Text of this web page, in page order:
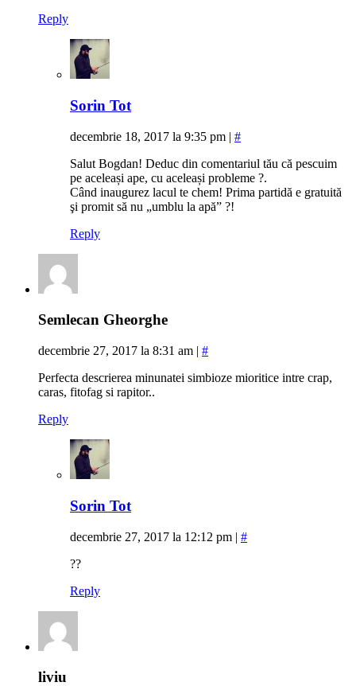
Reply
Sorin Tot
decembrie 18, 2017 la 9:35 pm | #
Salut Bogdan! Deduc din comentariul tău că pescuim
pe aceleași ape, cu aceleași probleme ?.
Când inaugurez lacul te chem! Prima partidă e gratuită
şi promit să nu „umblu la apă” ?!
Reply
Semlecan Gheorghe
decembrie 27, 2017 la 8:31 am | #
Perfecta descrierea minunatei simbioze mioritice intre crap,
caras, fitofag si rapitor..
Reply
Sorin Tot
decembrie 27, 2017 la 12:12 pm | #
??
Reply
liviu